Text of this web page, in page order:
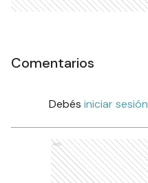
Comentarios
Debés iniciar sesión
Ads